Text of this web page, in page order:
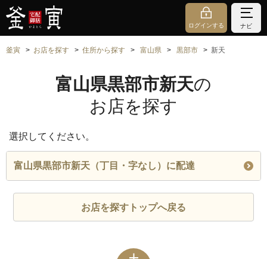
ログインする ナビ
釜寅 お店を探す 住所から探す 富山県 黒部市 新天
富山県黒部市新天の
お店を探す
選択してください。
富山県黒部市新天（丁目・字なし）に配達
お店を探すトップへ戻る